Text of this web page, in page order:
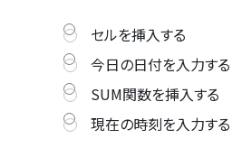
セルを挿入する
今日の日付を入力する
SUM関数を挿入する
現在の時刻を入力する